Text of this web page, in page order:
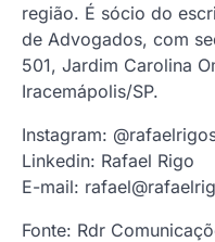
região. É sócio do
de Advogados, com
501, Jardim Carolina
Iracemápolis/SP.
Instagram:
Linkedin: Rafael Rigo
E-mail:
Fonte: Rdr